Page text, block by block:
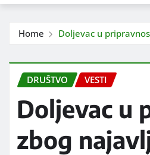
Home Doljevac u
DRUŠTVO VESTI
Doljevac u
zbog